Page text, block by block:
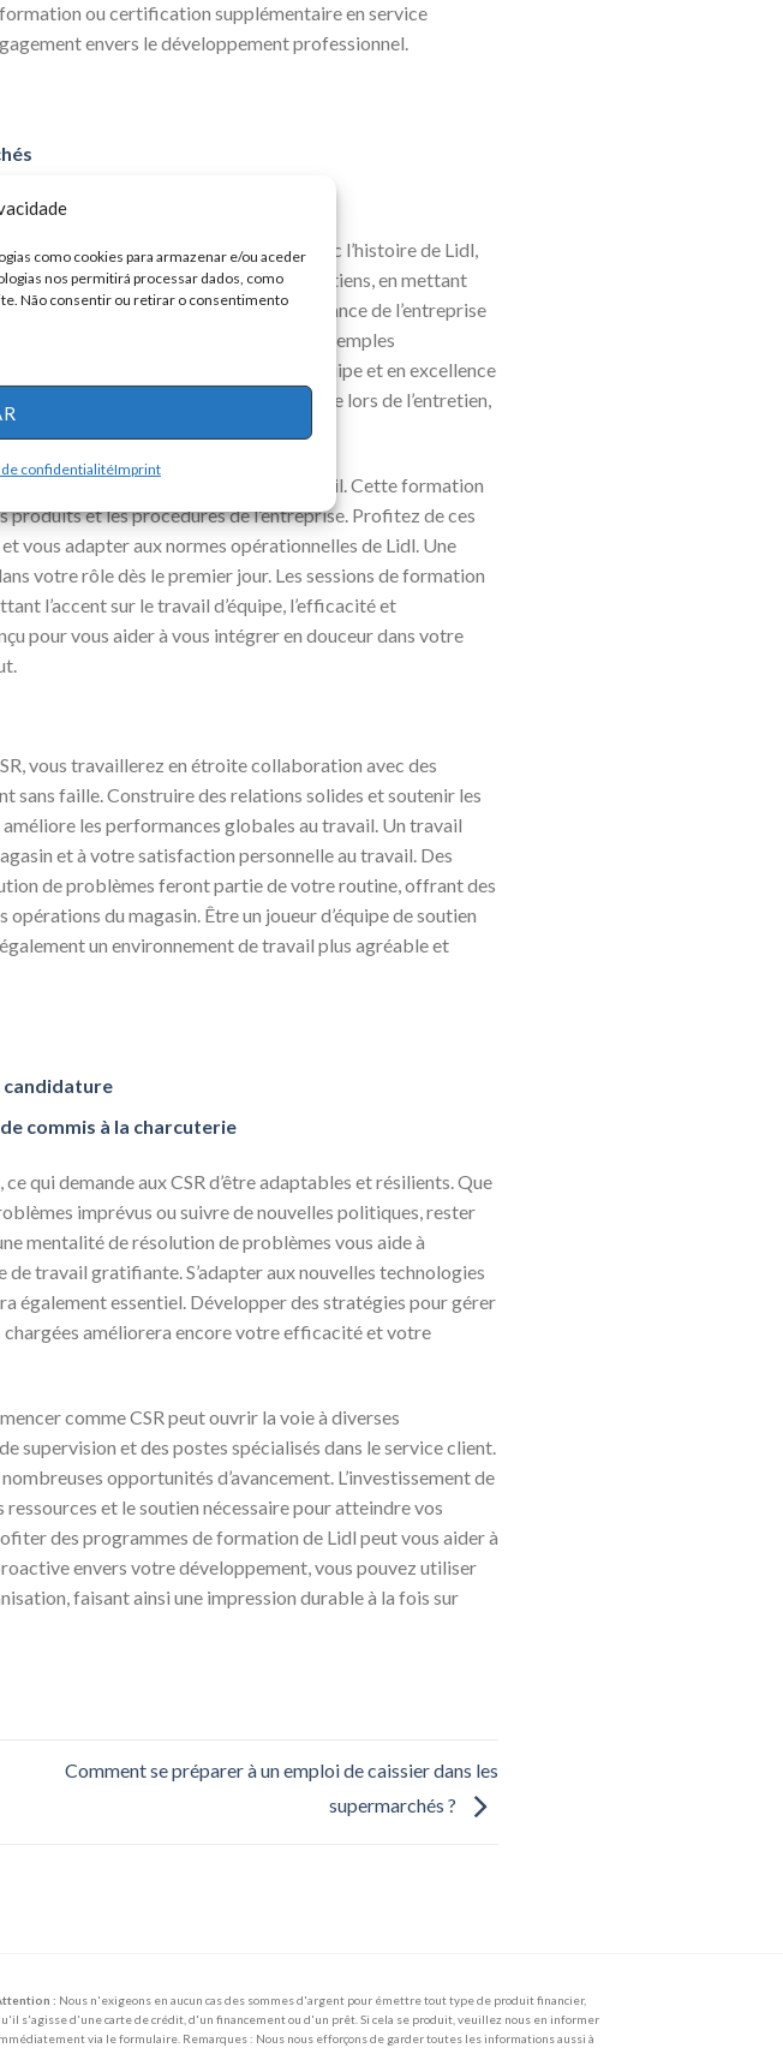
como cookies para armazenar e/ou aceder
nos permitirá processar dados, como
Não consentir ou retirar o consentimento
confidentialitéImprint
ou certification supplémentaire en service
envers le développement professionnel.
vous préparer, familiarisez-vous avec l’histoire de Lidl,
aux questions courantes lors des entretiens, en mettant
du poste. Montrer votre connaissance de l’entreprise
sur vos intervieweurs. Préparez des exemples
de problèmes, en travail d’équipe et en excellence
sur le rôle et la culture d’entreprise lors de l’entretien,
d’être bien préparé pour le travail. Cette formation
et les procédures de l’entreprise. Profitez de ces
vous adapter aux normes opérationnelles de Lidl. Une
votre rôle dès le premier jour. Les sessions de formation
l’accent sur le travail d’équipe, l’efficacité et
pour vous aider à vous intégrer en douceur dans votre
vous travaillerez en étroite collaboration avec des
sans faille. Construire des relations solides et soutenir les
les performances globales au travail. Un travail
et à votre satisfaction personnelle au travail. Des
de problèmes feront partie de votre routine, offrant des
du magasin. Être un joueur d’équipe de soutien
un environnement de travail plus agréable et
candidature
commis à la charcuterie
qui demande aux CSR d’être adaptables et résilients. Que
imprévus ou suivre de nouvelles politiques, rester
mentalité de résolution de problèmes vous aide à
travail gratifiante. S’adapter aux nouvelles technologies
également essentiel. Développer des stratégies pour gérer
chargées améliorera encore votre efficacité et votre
comme CSR peut ouvrir la voie à diverses
supervision et des postes spécialisés dans le service client.
opportunités d’avancement. L’investissement de
et le soutien nécessaire pour atteindre vos
des programmes de formation de Lidl peut vous aider à
envers votre développement, vous pouvez utiliser
faisant ainsi une impression durable à la fois sur
Comment se préparer à un emploi de caissier dans les
supermarchés ?
: Nous n'exigeons en aucun cas des sommes d'argent pour émettre tout type de produit financier,
s'agisse d'une carte de crédit, d'un financement ou d'un prêt. Si cela se produit, veuillez nous en informer
via le formulaire. Remarques : Nous nous efforçons de garder toutes les informations aussi à